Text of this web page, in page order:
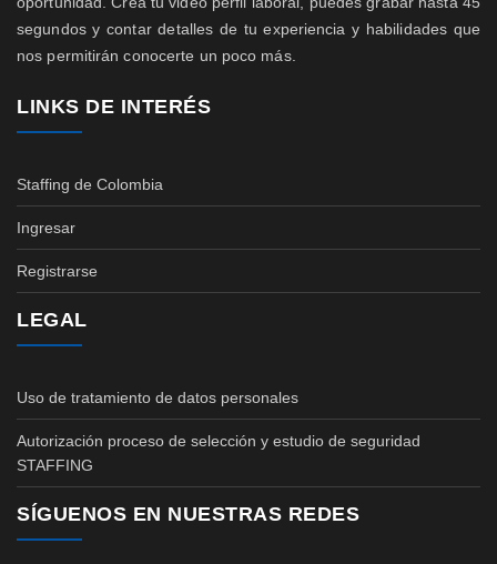
segundos y contar detalles de tu experiencia y habilidades que
nos permitirán conocerte un poco más.
LINKS DE INTERÉS
Staffing de Colombia
Ingresar
Registrarse
LEGAL
Uso de tratamiento de datos personales
Autorización proceso de selección y estudio de seguridad
STAFFING
SÍGUENOS EN NUESTRAS REDES